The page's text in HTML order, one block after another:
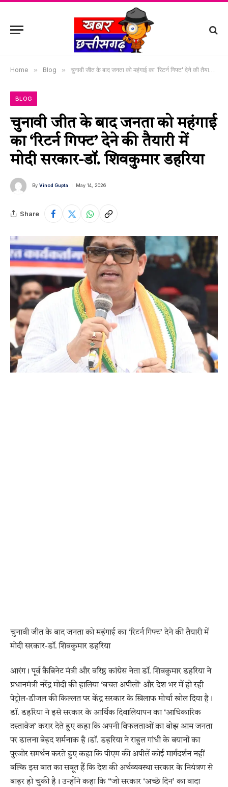
Home » Blog » चुनावी जीत के बाद जनता को महंगाई का ‘रिटर्न गिफ्ट’ देने की तैयारी में मोदी सरकार-डॉ. शिवकुमार डहरिया
BLOG
चुनावी जीत के बाद जनता को महंगाई
का ‘रिटर्न गिफ्ट’ देने की तैयारी में
मोदी सरकार-डॉ. शिवकुमार डहरिया
By Vinod Gupta May 14, 2026
Share
चुनावी जीत के बाद जनता को महंगाई का ‘रिटर्न गिफ्ट’ देने की तैयारी में
मोदी सरकार-डॉ. शिवकुमार डहरिया
आरंग। पूर्व कैबिनेट मंत्री और वरिष्ठ कांग्रेस नेता डॉ. शिवकुमार डहरिया ने
प्रधानमंत्री नरेंद्र मोदी की हालिया ‘बचत अपीलों’ और देश भर में हो रही
पेट्रोल-डीजल की किल्लत पर केंद्र सरकार के खिलाफ मोर्चा खोल दिया है।
डॉ. डहरिया ने इसे सरकार के आर्थिक दिवालियापन का ‘आधिकारिक
दस्तावेज’ करार देते हुए कहा कि अपनी विफलताओं का बोझ आम जनता
पर डालना बेहद शर्मनाक है।डॉ. डहरिया ने राहुल गांधी के बयानों का
पुरजोर समर्थन करते हुए कहा कि पीएम की अपीलें कोई मार्गदर्शन नहीं
बल्कि इस बात का सबूत हैं कि देश की अर्थव्यवस्था सरकार के नियंत्रण से
बाहर हो चुकी है। उन्होंने कहा कि “जो सरकार ‘अच्छे दिन’ का वादा